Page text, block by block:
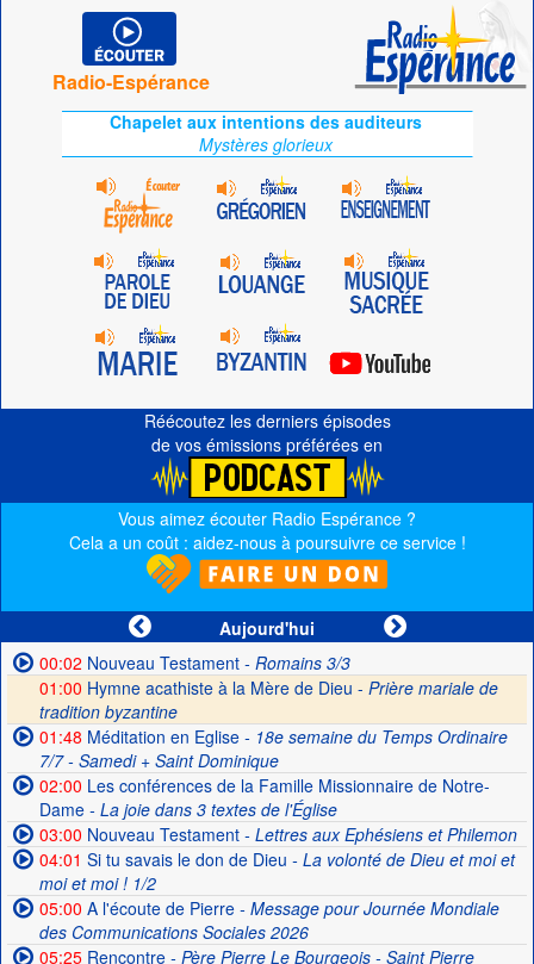
Radio-Espérance
Chapelet aux intentions des auditeurs
Mystères glorieux
Réécoutez les derniers épisodes
de vos émissions préférées en
Vous aimez écouter Radio Espérance ?
Cela a un coût : aidez-nous à poursuivre ce service !
Aujourd'hui
00:02 Nouveau Testament- Romains 3/3
01:00 Hymne acathiste à la Mère de Dieu - Prière mariale de
tradition byzantine
01:48 Méditation en Eglise- 18e semaine du Temps Ordinaire
7/7 - Samedi + Saint Dominique
02:00 Les conférences de la Famille Missionnaire de Notre-
Dame- La joie dans 3 textes de l'Église
03:00 Nouveau Testament- Lettres aux Ephésiens et Philemon
04:01 Si tu savais le don de Dieu - La volonté de Dieu et moi et
moi et moi ! 1/2
05:00 A l'écoute de Pierre- Message pour Journée Mondiale
des Communications Sociales 2026
05:25Rencontre- Père Pierre Le Bourgeois - Saint Pierre